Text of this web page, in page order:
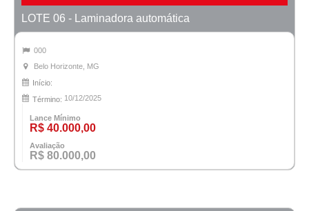
LOTE 06 - Laminadora automática
000
Belo Horizonte, MG
Início:
Término: 10/12/2025
Lance Mínimo
R$ 40.000,00
Avaliação
R$ 80.000,00